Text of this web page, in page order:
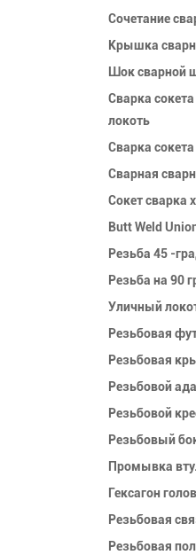
Сочетание
Крышка
Шок сварной
Сварка
локоть
Сварка
Сварная
Сокет сварка
Butt Weld
Резьба 45 -
Резьба на 90
Уличный
Резьбовая
Резьбовая
Резьбовой
Резьбовой
Резьбовый
Промывка
Гексагон
Резьбовая
Резьбовая